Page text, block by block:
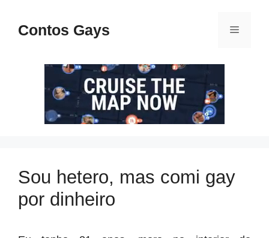
paraContos Gays Menu
Sou hetero, mas comi gay
por dinheiro